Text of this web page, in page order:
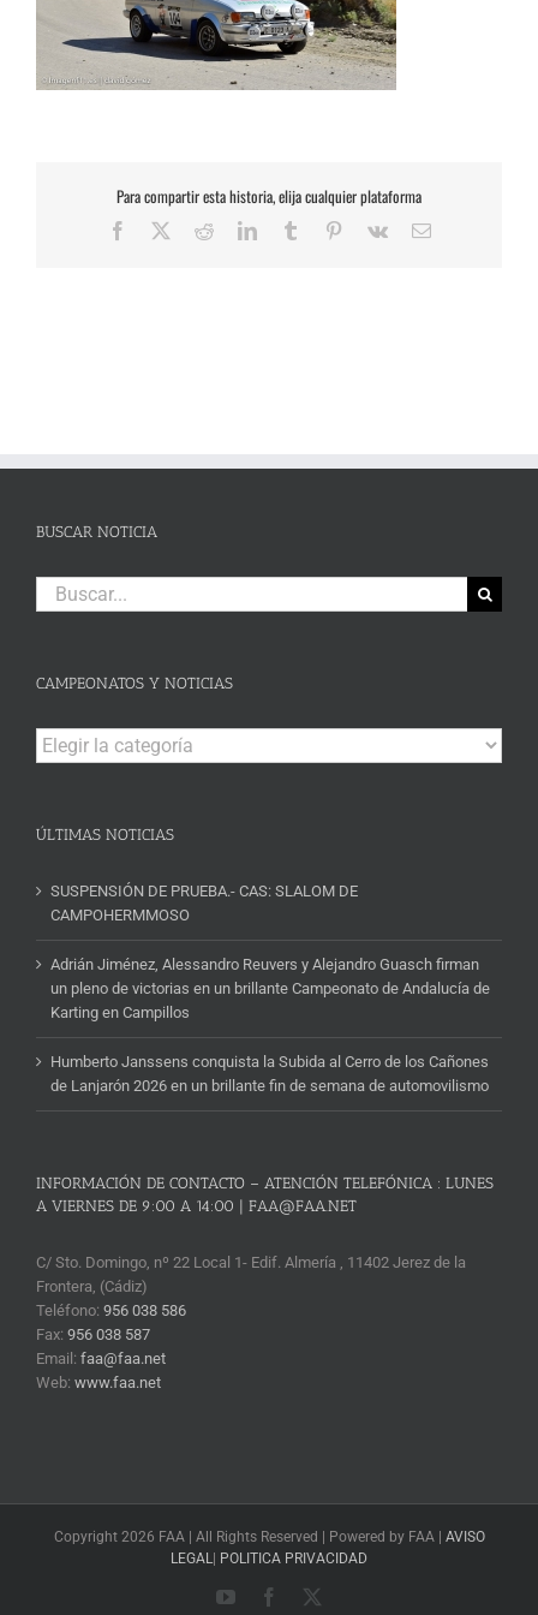
Para compartir esta historia, elija cualquier plataforma
Facebook RedditLinkedInTumblr Pinterest
Vk
Correo
BUSCAR NOTICIA
Buscar:
CAMPEONATOS Y NOTICIAS
Campeonatos
y
ÚLTIMAS NOTICIAS
SUSPENSIÓN DE PRUEBA.- CAS: SLALOM DE
CAMPOHERMMOSO
Adrián Jiménez, Alessandro Reuvers y Alejandro Guasch firman
un pleno de victorias en un brillante Campeonato de Andalucía de
Karting en Campillos
Humberto Janssens conquista la Subida al Cerro de los Cañones
de Lanjarón 2026 en un brillante fin de semana de automovilismo
INFORMACIÓN DE CONTACTO – ATENCIÓN TELEFÓNICA : LUNES
A VIERNES DE 9:00 A 14:00 | FAA@FAA.NET
C/ Sto. Domingo, nº 22 Local 1- Edif. Almería , 11402 Jerez de la
Frontera, (Cádiz)
Teléfono: 956 038 586
Fax: 956 038 587
Email: faa@faa.net
Web: www.faa.net
Copyright 2026 FAA | All Rights Reserved | Powered by FAA | AVISO
LEGAL | POLITICA PRIVACIDAD
YouTubeFacebook